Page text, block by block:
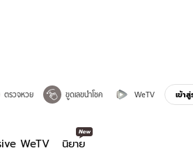
ตรวจหวย ขูดเลขนำโชค WeTV เข้า
WeTV นิยาย